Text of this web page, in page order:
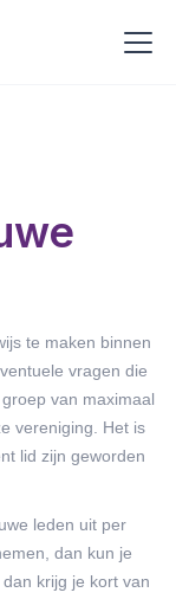
te maken binnen
vragen die
van maximaal
vereniging. Het is
lid zijn geworden
leden uit per
dan kun je
dan krijg je kort van